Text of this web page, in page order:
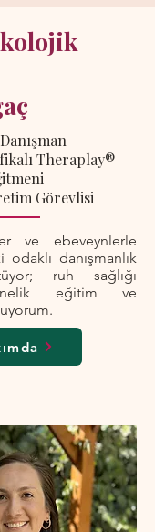
Theraplay®
Görevlisi
ve ebeveynlerle
danışmanlık
ruh sağlığı
eğitim ve